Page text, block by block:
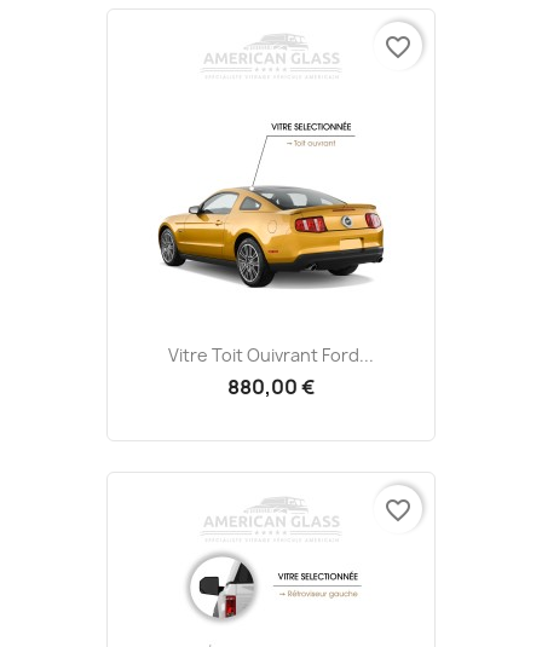
Vitre Toit Ouivrant Ford...
880,00 €
favorite_border
favorite_border